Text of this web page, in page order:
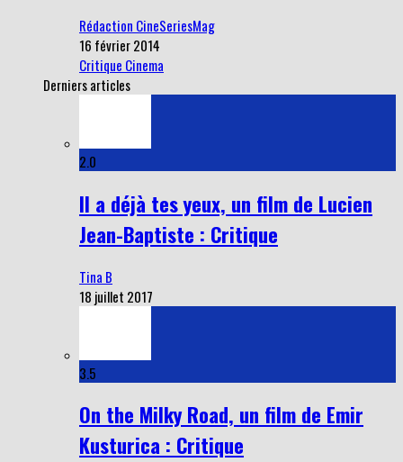
Rédaction CineSeriesMag
16 février 2014
Critique Cinema
Derniers articles
2.0
Il a déjà tes yeux, un film de Lucien
Jean-Baptiste : Critique
Tina B
18 juillet 2017
3.5
On the Milky Road, un film de Emir
Kusturica : Critique